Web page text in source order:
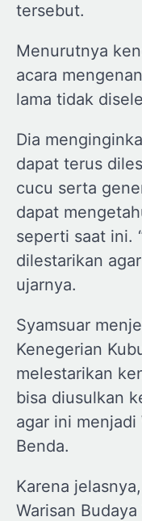
tersebut.
Menurutnya
acara
lama tidak
Dia
dapat terus
cucu serta
dapat
seperti saat ini.
dilestarikan
ujarnya.
Syamsuar
Kenegerian
melestarikan
bisa diusulkan
agar ini menjadi
Benda.
Karena
Warisan